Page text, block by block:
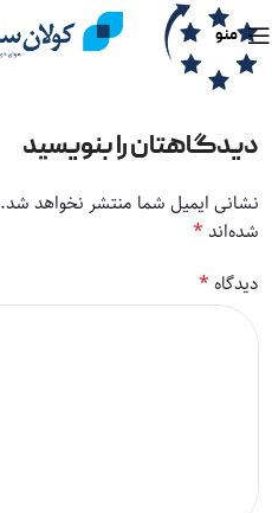
منو
دیدگاهتان را بنویسید
نشانی ایمیل شما منتشر نخواهد شد.
شده‌اند*
دیدگاه*